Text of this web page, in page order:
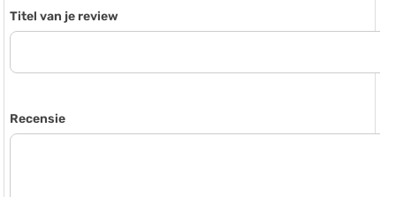
Titel van je review
Recensie